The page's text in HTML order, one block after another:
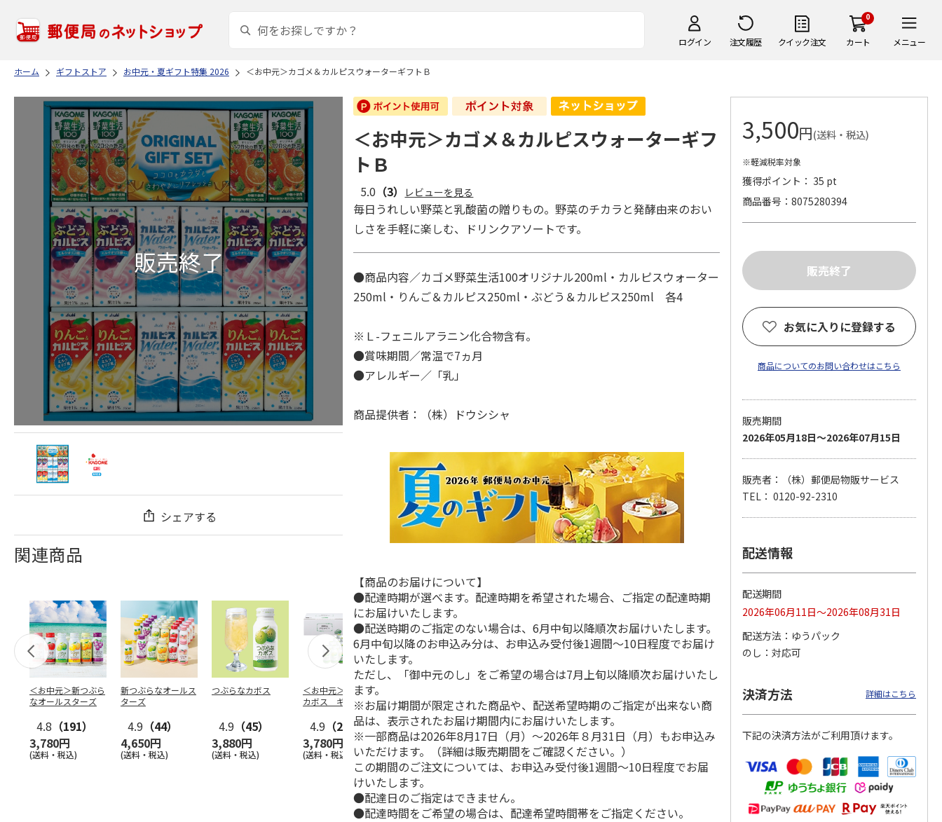
ログイン 注文履歴 クイック注文
0
カート メニュー
ホーム ギフトストア お中元・夏ギフト特集 2026 ＜お中元＞カゴメ＆カルピスウォーターギフトＢ
シェアする
関連商品
＜お中元＞新つぶら
なオールスターズ
4.8 （191）
3,780円
(送料・税込)
新つぶらなオールス
ターズ
4.9 （44）
4,650円
(送料・税込)
つぶらなカボス
4.9 （45）
3,880円
(送料・税込)
＜お中元＞つぶらな
カボス ギフト
4.9 （28）
3,780円
(送料・税込)
4.9（29）
3,880円
(送料・税込)
ゴク４種セット
4.7（19）
3,870円
(送料・税込)
4.7 （14）
2,900円
(送料・税込)
ＷＥＢ定期便つぶら
なバラエティコース
3,580円
ももうめ・りんごう
めアソート
3,460円
＜お中元＞新つぶら
なオールスターズ
２箱
7,250円
(送料・税込)
＜お中元＞カゴメ＆カルピスウォーターギフ
トＢ
5.0 （3） レビューを見る
毎日うれしい野菜と乳酸菌の贈りもの。野菜のチカラと発酵由来のおい
しさを手軽に楽しむ、ドリンクアソートです。
●商品内容／カゴメ野菜生活100オリジナル200ml・カルピスウォーター
250ml・りんご＆カルピス250ml・ぶどう＆カルピス250ml 各4
※Ｌ-フェニルアラニン化合物含有。
●賞味期間／常温で7ヵ月
●アレルギー／「乳」
商品提供者：（株）ドウシシャ
【商品のお届けについて】
●配達時期が選べます。配達時期を希望された場合、ご指定の配達時期
にお届けいたします。
●配送時期のご指定のない場合は、6月中旬以降順次お届けいたします。
6月中旬以降のお申込み分は、お申込み受付後1週間～10日程度でお届け
いたします。
ただし、「御中元のし」をご希望の場合は7月上旬以降順次お届けいたし
ます。
※お届け期間が限定された商品や、配送希望時期のご指定が出来ない商
品は、表示されたお届け期間内にお届けいたします。
※一部商品は2026年8月17日（月）～2026年８月31日（月）もお申込み
いただけます。（詳細は販売期間をご確認ください。）
この期間のご注文については、お申込み受付後1週間～10日程度でお届
けいたします。
●配達日のご指定はできません。
●配達時間をご希望の場合は、配達希望時間帯をご指定ください。
3,500円(送料・税込)
※軽減税率対象
獲得ポイント： 35 pt
商品番号
8075280394
お気に入りに登録する
商品についてのお問い合わせはこちら
販売期間
2026年05月18日～2026年07月15日
販売者：（株）郵便局物販サービス
TEL： 0120-92-2310
配送情報
配送期間
2026年06月11日～2026年08月31日
配送方法
ゆうパック
のし
対応可
決済方法 詳細はこちら
下記の決済方法がご利用頂けます。